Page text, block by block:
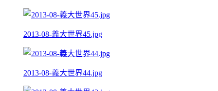
2013-08-義大世界45.jpg
2013-08-義大世界44.jpg